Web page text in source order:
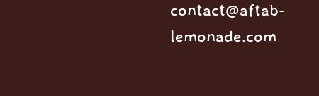
contact@aftab-
lemonade.com